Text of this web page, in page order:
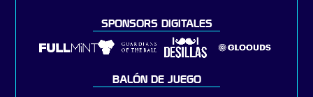
SPONSORS DIGITALES
BALÓN DE JUEGO